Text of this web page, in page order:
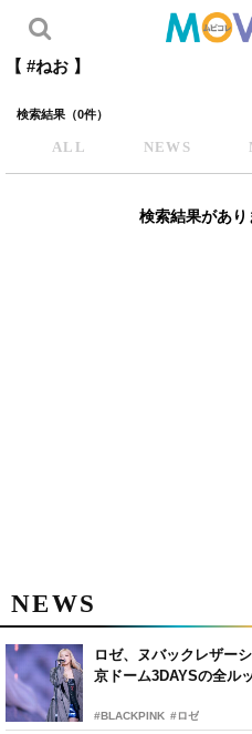
【 #ねお 】
検索結果（0件）
ALL NEWS
検索結果があり
NEWS
ロゼ、ヌバックレザー
京ドーム3DAYSの全ル
#BLACKPINK #ロゼ